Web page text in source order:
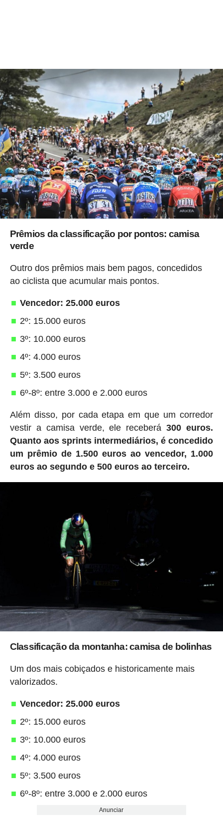
Prêmios da classificação por pontos: camisa
verde
Outro dos prêmios mais bem pagos, concedidos
ao ciclista que acumular mais pontos.
Vencedor: 25.000 euros
2º: 15.000 euros
3º: 10.000 euros
4º: 4.000 euros
5º: 3.500 euros
6º-8º: entre 3.000 e 2.000 euros
Além disso, por cada etapa em que um corredor
vestir a camisa verde, ele receberá300 euros.
Quanto aos sprints intermediários, é concedido
um prêmio de 1.500 euros ao vencedor, 1.000
euros ao segundo e 500 euros ao terceiro.
Classificação da montanha: camisa de bolinhas
Um dos mais cobiçados e historicamente mais
valorizados.
Vencedor: 25.000 euros
2º: 15.000 euros
3º: 10.000 euros
4º: 4.000 euros
5º: 3.500 euros
6º-8º: entre 3.000 e 2.000 euros
Anunciar